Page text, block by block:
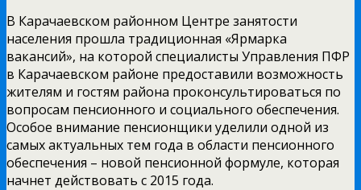
В Карачаевском районном Центре занятости
населения прошла традиционная «Ярмарка
вакансий», на которой специалисты Управления ПФР
в Карачаевском районе предоставили возможность
жителям и гостям района проконсультироваться по
вопросам пенсионного и социального обеспечения.
Особое внимание пенсионщики уделили одной из
самых актуальных тем года в области пенсионного
обеспечения – новой пенсионной формуле, которая
начнет действовать с 2015 года.